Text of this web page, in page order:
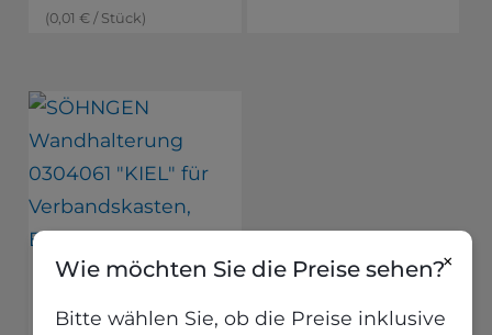
×
Wie möchten Sie die Preise sehen?
Bitte wählen Sie, ob die Preise inklusive
(0,01 € / Stück)
Wandhalterung